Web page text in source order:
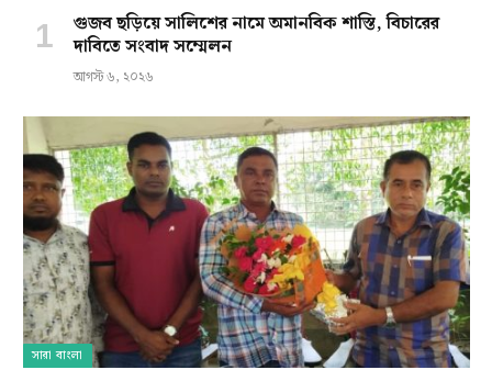
গুজব ছড়িয়ে সালিশের নামে অমানবিক শাস্তি, বিচারের
দাবিতে সংবাদ সম্মেলন
আগস্ট ৬, ২০২৬
সারা বাংলা